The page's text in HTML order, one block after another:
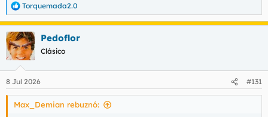
R
e
a
c
c
i
e
s
Torquemada2.0
Pedoflor
Clásico
8 Jul 2026 #131
Max_Demian rebuznó: